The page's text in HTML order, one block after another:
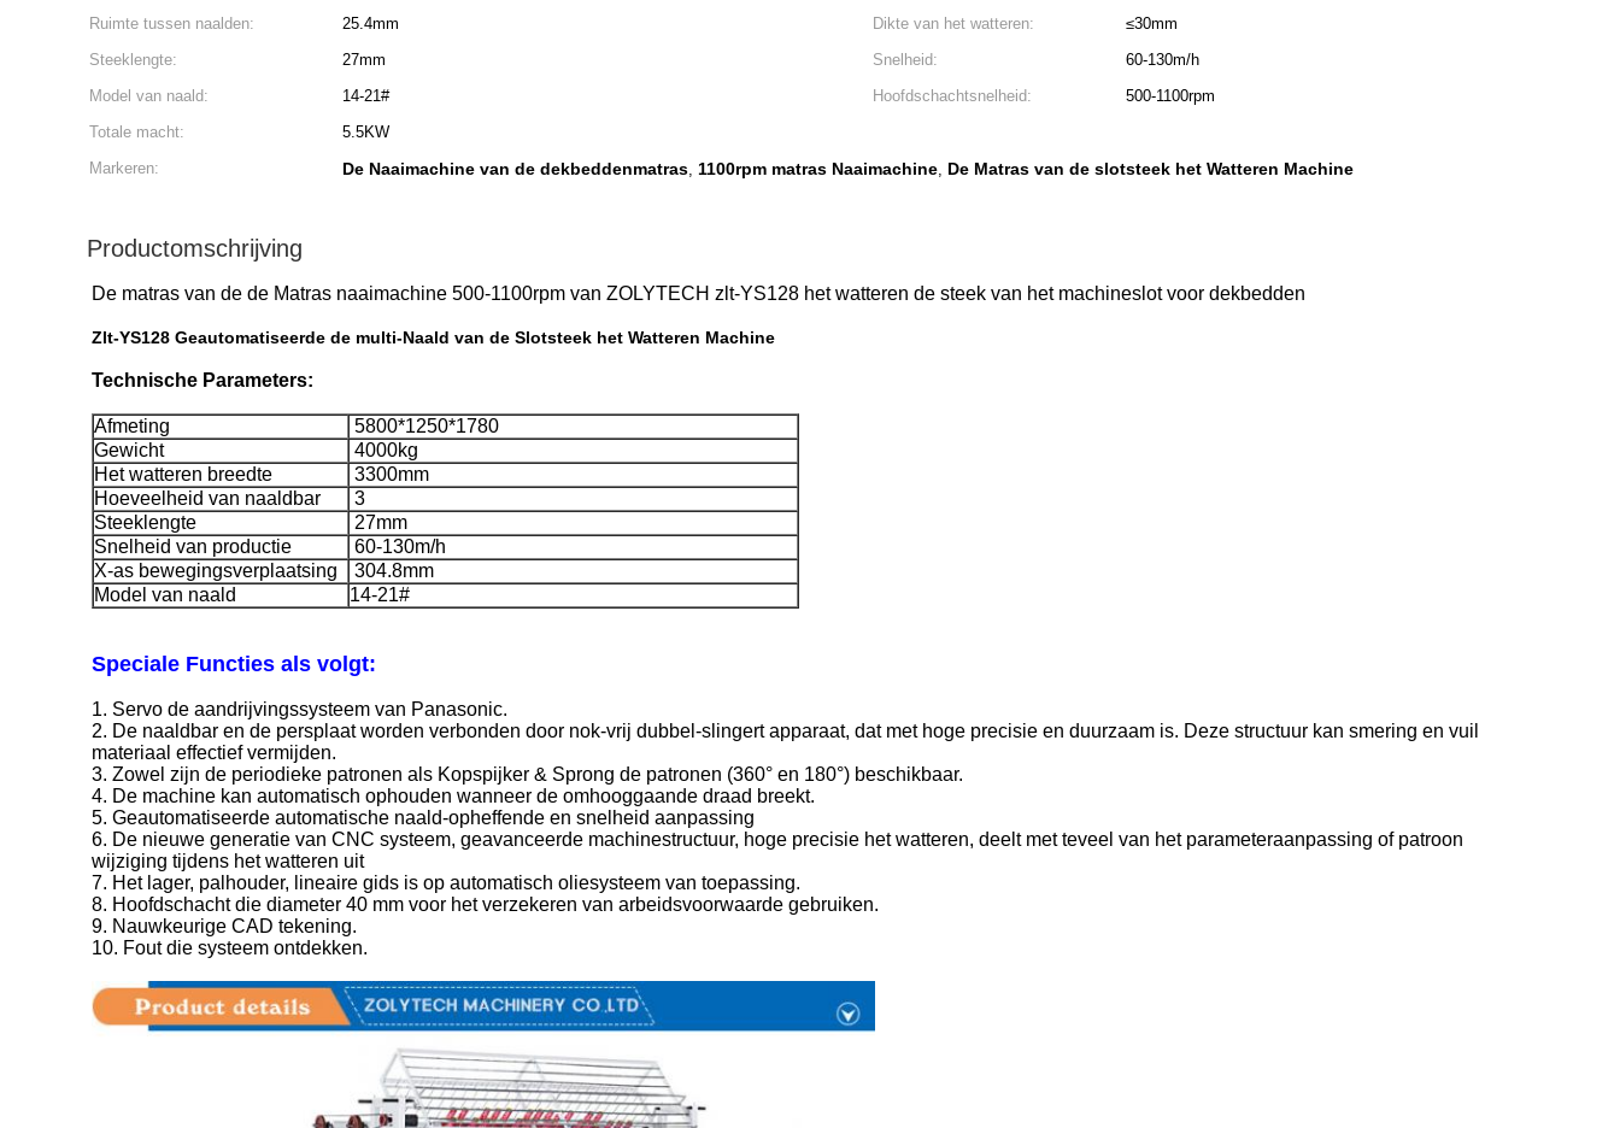
Ruimte tussen naalden:
25.4mm Dikte van het watteren:
≤30mm
Steeklengte:
27mm Snelheid:
60-130m/h
Model van naald:
14-21# Hoofdschachtsnelheid:
500-1100rpm
Totale macht:
5.5KW
Markeren:
De Naaimachine van de dekbeddenmatras, 1100rpm matras Naaimachine, De Matras van de slotsteek het Watteren Machine
Productomschrijving
De matras van de de Matras naaimachine 500-1100rpm van ZOLYTECH zlt-YS128 het watteren de steek van het machineslot voor dekbedden
Zlt-YS128 Geautomatiseerde de multi-Naald van de Slotsteek het Watteren Machine
Technische Parameters:
Afmeting
5800*1250*1780
Gewicht
4000kg
Het watteren breedte
3300mm
Hoeveelheid van naaldbar
3
Steeklengte
27mm
Snelheid van productie
60-130m/h
X-as bewegingsverplaatsing
304.8mm
Model van naald
14-21#
Speciale Functies als volgt:
1. Servo de aandrijvingssysteem van Panasonic.
2. De naaldbar en de persplaat worden verbonden door nok-vrij dubbel-slingert apparaat, dat met hoge precisie en duurzaam is. Deze structuur kan smering en vuil
materiaal effectief vermijden.
3. Zowel zijn de periodieke patronen als Kopspijker & Sprong de patronen (360° en 180°) beschikbaar.
4. De machine kan automatisch ophouden wanneer de omhooggaande draad breekt.
5. Geautomatiseerde automatische naald-opheffende en snelheid aanpassing
6. De nieuwe generatie van CNC systeem, geavanceerde machinestructuur, hoge precisie het watteren, deelt met teveel van het parameteraanpassing of patroon
wijziging tijdens het watteren uit
7. Het lager, palhouder, lineaire gids is op automatisch oliesysteem van toepassing.
8. Hoofdschacht die diameter 40 mm voor het verzekeren van arbeidsvoorwaarde gebruiken.
9. Nauwkeurige CAD tekening.
10. Fout die systeem ontdekken.